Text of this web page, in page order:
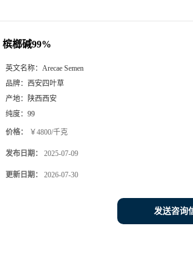
槟榔碱99%
英文名称： Arecae Semen
品牌： 西安四叶草
产地：
陕西西安
纯度： 99
价格： ￥4800/千克
发布日期： 2025-07-09
更新日期： 2026-07-30
发送咨询